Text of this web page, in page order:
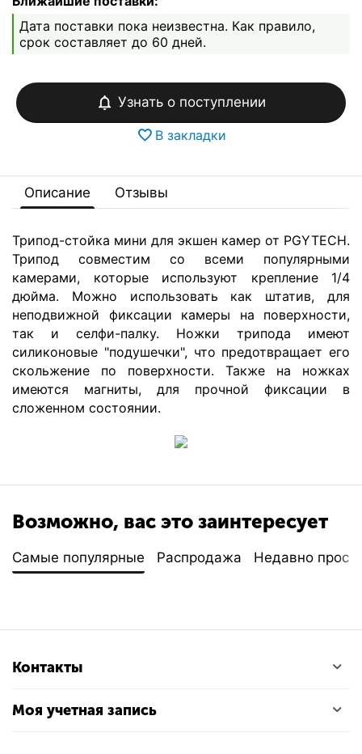
Дата поставки пока неизвестна. Как правило,
срок составляет до 60 дней.
Узнать о поступлении
В закладки
Описание Отзывы
Трипод-стойка мини для экшен камер от PGYTECH.
Трипод совместим со всеми популярными
камерами, которые используют крепление 1/4
дюйма. Можно использовать как штатив, для
неподвижной фиксации камеры на поверхности,
так и селфи-палку. Ножки трипода имеют
силиконовые "подушечки", что предотвращает его
скольжение по поверхности. Также на ножках
имеются магниты, для прочной фиксации в
сложенном состоянии.
Возможно, вас это заинтересует
Самые популярные Распродажа Недавно
Контакты
Моя учетная запись